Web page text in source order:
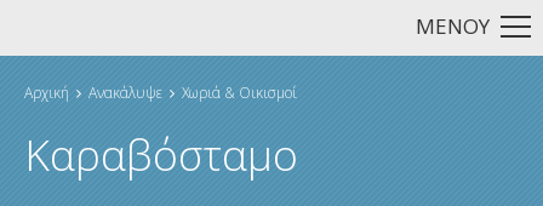
ΜΕΝΟΎ
Είστε εδώ
Αρχική Ανακάλυψε Χωριά & Οικισμοί
Καραβόσταμο